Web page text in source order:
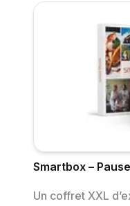
Smartbox –
Un coffret XXL